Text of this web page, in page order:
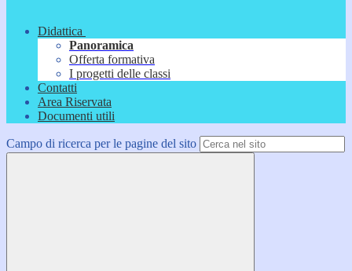
Didattica
Panoramica
Offerta formativa
I progetti delle classi
Contatti
Area Riservata
Documenti utili
Campo di ricerca per le pagine del sito